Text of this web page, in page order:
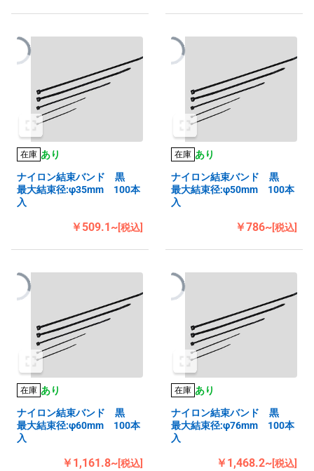
在庫 あり
ナイロン結束バンド 黒
最大結束径:φ35mm 100本
入
￥509.1~[税込]
在庫 あり
ナイロン結束バンド 黒
最大結束径:φ50mm 100本
入
￥786~[税込]
在庫 あり
ナイロン結束バンド 黒
最大結束径:φ60mm 100本
入
￥1,161.8~[税込]
在庫 あり
ナイロン結束バンド 黒
最大結束径:φ76mm 100本
入
￥1,468.2~[税込]